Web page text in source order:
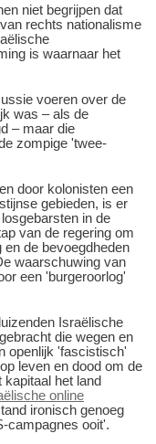
niet begrijpen dat
rechts nationalisme
is waarnaar het
voeren over de
was ‒ als de
‒ maar die
zompige 'twee-
door kolonisten een
gebieden, is er
in de
van de regering om
de bevoegdheden
waarschuwing van
een 'burgeroorlog'
Israëlische
die wegen en
openlijk 'fascistisch'
leven en dood om de
kapitaal het land
online
ironisch genoeg
campagnes ooit'.